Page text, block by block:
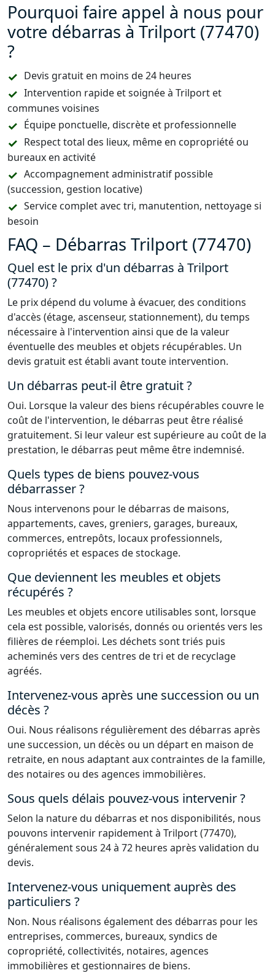
Pourquoi faire appel à nous pour
votre débarras à Trilport (77470)
?
Devis gratuit en moins de 24 heures
Intervention rapide et soignée à Trilport et
communes voisines
Équipe ponctuelle, discrète et professionnelle
Respect total des lieux, même en copropriété ou
bureaux en activité
Accompagnement administratif possible
(succession, gestion locative)
Service complet avec tri, manutention, nettoyage si
besoin
FAQ – Débarras Trilport (77470)
Quel est le prix d'un débarras à Trilport
(77470) ?
Le prix dépend du volume à évacuer, des conditions
d'accès (étage, ascenseur, stationnement), du temps
nécessaire à l'intervention ainsi que de la valeur
éventuelle des meubles et objets récupérables. Un
devis gratuit est établi avant toute intervention.
Un débarras peut-il être gratuit ?
Oui. Lorsque la valeur des biens récupérables couvre le
coût de l'intervention, le débarras peut être réalisé
gratuitement. Si leur valeur est supérieure au coût de la
prestation, le débarras peut même être indemnisé.
Quels types de biens pouvez-vous
débarrasser ?
Nous intervenons pour le débarras de maisons,
appartements, caves, greniers, garages, bureaux,
commerces, entrepôts, locaux professionnels,
copropriétés et espaces de stockage.
Que deviennent les meubles et objets
récupérés ?
Les meubles et objets encore utilisables sont, lorsque
cela est possible, valorisés, donnés ou orientés vers les
filières de réemploi. Les déchets sont triés puis
acheminés vers des centres de tri et de recyclage
agréés.
Intervenez-vous après une succession ou un
décès ?
Oui. Nous réalisons régulièrement des débarras après
une succession, un décès ou un départ en maison de
retraite, en nous adaptant aux contraintes de la famille,
des notaires ou des agences immobilières.
Sous quels délais pouvez-vous intervenir ?
Selon la nature du débarras et nos disponibilités, nous
pouvons intervenir rapidement à Trilport (77470),
généralement sous 24 à 72 heures après validation du
devis.
Intervenez-vous uniquement auprès des
particuliers ?
Non. Nous réalisons également des débarras pour les
entreprises, commerces, bureaux, syndics de
copropriété, collectivités, notaires, agences
immobilières et gestionnaires de biens.